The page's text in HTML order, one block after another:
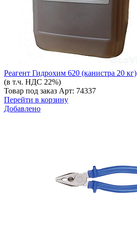
Реагент Гидрохим 620 (канистра 20 кг)
(в т.ч. НДС 22%)
Товар под заказ Арт: 74337
Перейти в корзину
Добавлено